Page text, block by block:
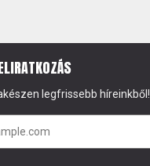
legfrissebb híreinkből!